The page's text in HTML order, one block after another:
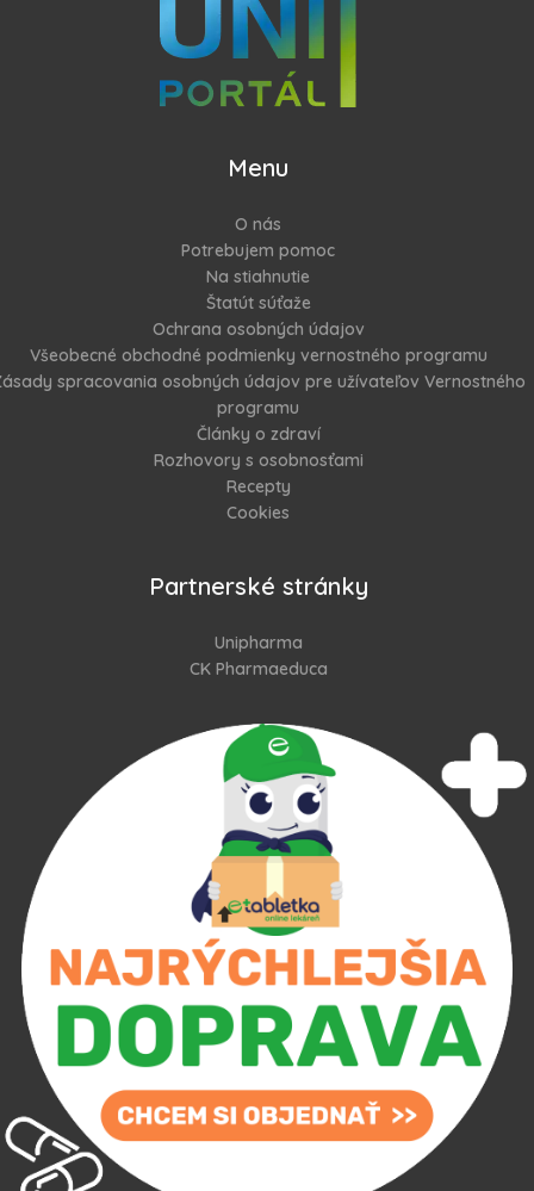
Menu
O nás
Potrebujem pomoc
Na stiahnutie
Štatút súťaže
Ochrana osobných údajov
Všeobecné obchodné podmienky vernostného programu
spracovania osobných údajov pre užívateľov Vernostného
programu
Články o zdraví
Rozhovory s osobnosťami
Recepty
Cookies
Partnerské stránky
Unipharma
CK Pharmaeduca